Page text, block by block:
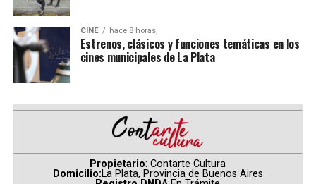
CINE hace 8 horas,
Estrenos, clásicos y funciones temáticas en los
cines municipales de La Plata
Propietario: Contarte Cultura
Domicilio:La Plata, Provincia de Buenos Aires